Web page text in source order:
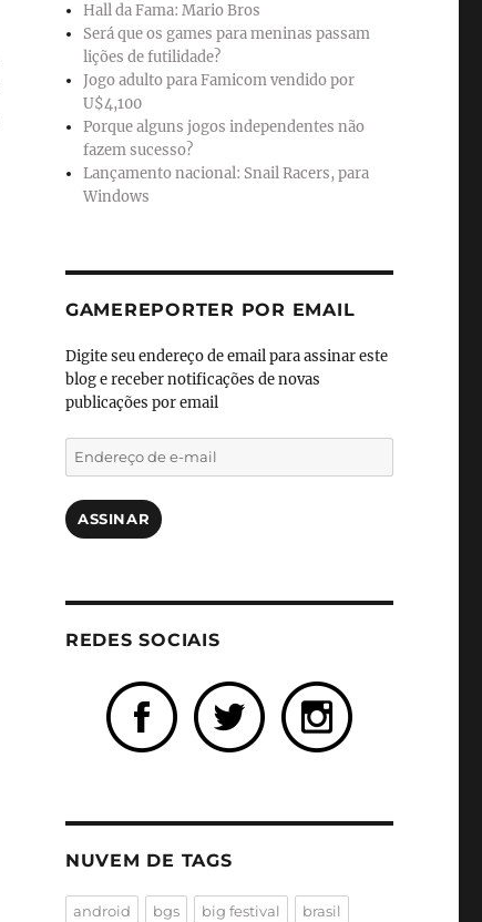
Hall da Fama: Mario Bros
Será que os games para meninas passam
lições de futilidade?
Jogo adulto para Famicom vendido por
U$4,100
Porque alguns jogos independentes não
fazem sucesso?
Lançamento nacional: Snail Racers, para
Windows
GAMEREPORTER POR EMAIL
Digite seu endereço de email para assinar este
blog e receber notificações de novas
publicações por email
Endereço
de
e-
mail
ASSINAR
REDES SOCIAIS
NUVEM DE TAGS
android bgs big festival brasil